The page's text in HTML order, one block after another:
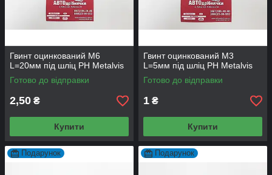
Гвинт оцинкований М6
L=20мм під шліц PH Metalvis
Готово до відправки
2,50 ₴
Купити
Гвинт оцинкований М3
L=5мм під шліц PH Metalvis
Готово до відправки
1 ₴
Купити
Подарунок Подарунок